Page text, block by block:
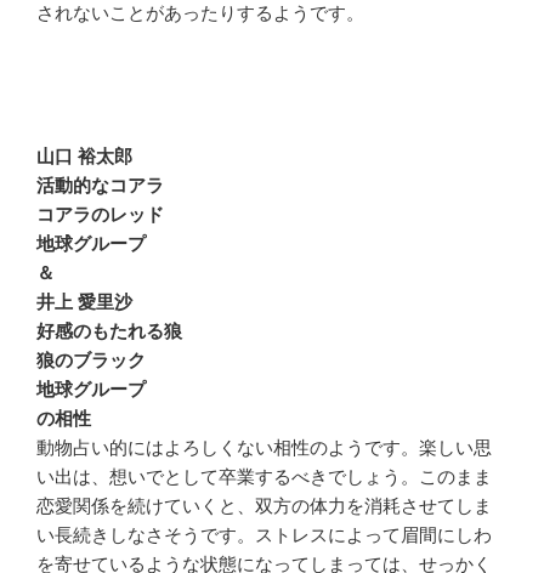
されないことがあったりするようです。
山口 裕太郎
活動的なコアラ
コアラのレッド
地球グループ
＆
井上 愛里沙
好感のもたれる狼
狼のブラック
地球グループ
の相性
動物占い的にはよろしくない相性のようです。楽しい思
い出は、想いでとして卒業するべきでしょう。このまま
恋愛関係を続けていくと、双方の体力を消耗させてしま
い長続きしなさそうです。ストレスによって眉間にしわ
を寄せているような状態になってしまっては、せっかく